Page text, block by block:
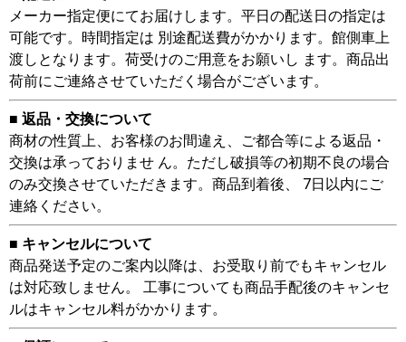
メーカー指定便にてお届けします。平日の配送日の指定は
可能です。時間指定は 別途配送費がかかります。館側車上
渡しとなります。荷受けのご用意をお願いし ます。商品出
荷前にご連絡させていただく場合がございます。
■ 返品・交換について
商材の性質上、お客様のお間違え、ご都合等による返品・
交換は承っておりませ ん。ただし破損等の初期不良の場合
のみ交換させていただきます。商品到着後、 7日以内にご
連絡ください。
■ キャンセルについて
商品発送予定のご案内以降は、お受取り前でもキャンセル
は対応致しません。 工事についても商品手配後のキャンセ
ルはキャンセル料がかかります。